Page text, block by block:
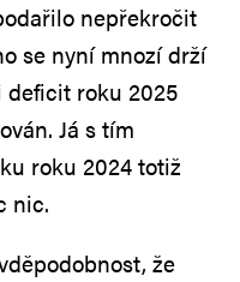
nepřekročit
se nyní mnozí drží
deficit roku 2025
Já s tím
roku 2024 totiž
nic.
že